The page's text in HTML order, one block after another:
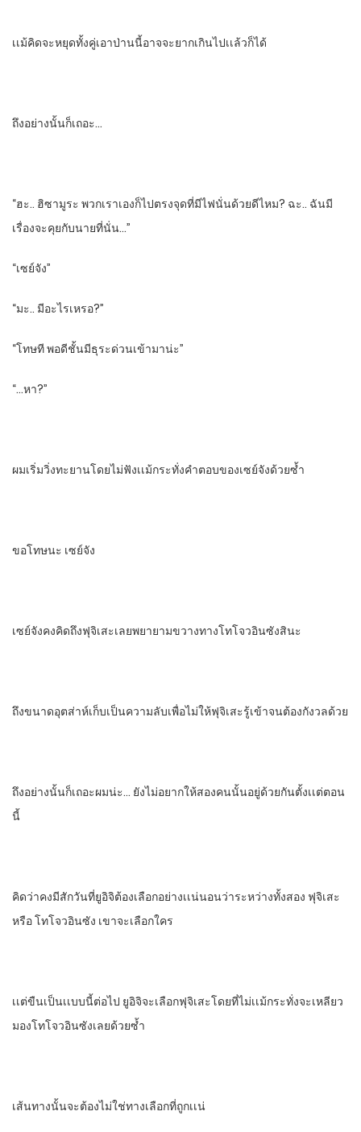
เเม้คิดจะหยุดทั้งคู่เอาป่านนี้อาจจะยากเกินไปเเล้วก็ได้
ถึงอย่างนั้นก็เถอะ…
“ฮะ.. ฮิซามูระ​ พวกเราเองก็ไปตรงจุดที่มีไฟนั่นด้วยดีไหม? ฉะ.. ฉันมี
เรื่องจะคุยกับนายที่นั่น…”
“เซย์จัง”
“มะ.. มีอะไรเหรอ?”
“โทษที พอดีชั้นมีธุระด่วนเข้ามาน่ะ”
“…หา?”
ผมเริ่มวิ่งทะยาน​โดยไม่ฟังเเม้กระทั่งคําตอบของเซย์จังด้วยซํ้า
ขอโทษนะ​ เซย์จัง
เซย์จังคงคิดถึงฟุจิเสะเลยพยายามขวางทางโทโจวอินซังสินะ
ถึงขนาดอุตส่าห์เก็บเป็นความลับเพื่อไม่ให้ฟุจิเสะรู้เข้าจนต้องกังวลด้วย
ถึงอย่างนั้นก็เถอะผมน่ะ… ยังไม่อยากให้สองคนนั้นอยู่ด้วยกันตั้งเเต่ตอน
นี้
คิดว่าคงมีสักวันที่ยูอิจิต้องเลือกอย่างเเน่นอนว่าระหว่างทั้งสอง​ ฟุจิเสะ​
หรือ​ โทโจวอินซัง​ เขาจะเลือกใคร
เเต่ขืนเป็นเเบบนี้ต่อไป​ ยูอิจิจะเลือกฟุจิเสะโดยที่ไม่เเม้กระทั่งจะเหลียว
มองโทโจวอินซังเลยด้วยซํ้า
เส้นทางนั้นจะต้องไม่ใช่ทางเลือกที่ถูกเเน่